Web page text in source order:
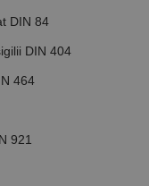
DIN 84
DIN 404
464
921